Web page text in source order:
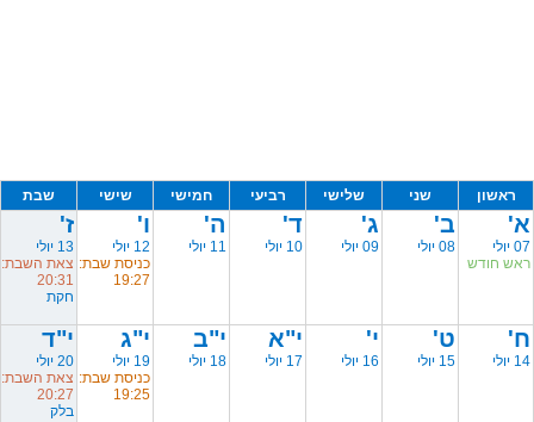
ראשון שני שלישי רביעי חמישי שישי שבת
א'
07 יולי
ראש חודש
ב'
08 יולי
ג'
09 יולי
ד'
10 יולי
ה'
11 יולי
ו'
12 יולי
כניסת שבת:
19:27
ז'
13 יולי
צאת השבת:
20:31
חקת
ח'
14 יולי
ט'
15 יולי
י'
16 יולי
י"א
17 יולי
י"ב
18 יולי
י"ג
19 יולי
כניסת שבת:
19:25
י"ד
20 יולי
צאת השבת:
20:27
בלק